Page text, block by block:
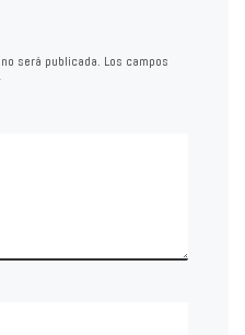
será publicada. Los campos